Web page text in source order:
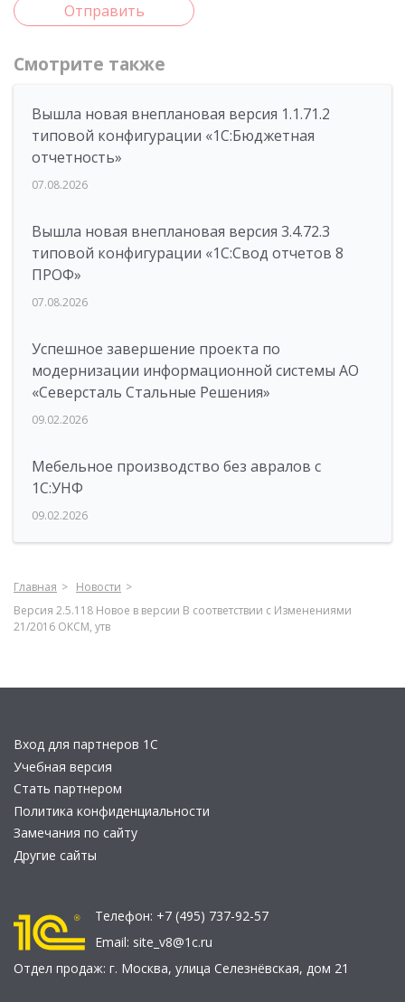
Отправить
Смотрите также
Вышла новая внеплановая версия 1.1.71.2
типовой конфигурации «1C:Бюджетная
отчетность»
07.08.2026
Вышла новая внеплановая версия 3.4.72.3
типовой конфигурации «1C:Свод отчетов 8
ПРОФ»
07.08.2026
Успешное завершение проекта по
модернизации информационной системы АО
«Северсталь Стальные Решения»
09.02.2026
Мебельное производство без авралов с
1С:УНФ
09.02.2026
Главная
Новости
Версия 2.5.118 Новое в версии В соответствии с Изменениями
21/2016 ОКСМ, утв
Вход для партнеров 1С
Учебная версия
Стать партнером
Политика конфиденциальности
Замечания по сайту
Другие сайты
Телефон: +7 (495) 737-92-57
Email: site_v8@1c.ru
Отдел продаж: г. Москва, улица Селезнёвская, дом 21